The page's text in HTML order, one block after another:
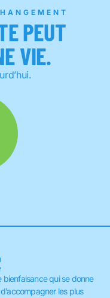
PEUT
VIE.
bienfaisance qui se donne
les plus